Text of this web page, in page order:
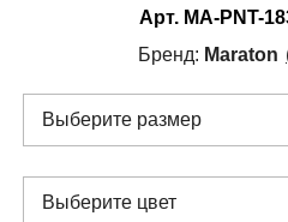
Арт. MA-PNT-
Бренд: Maraton
Выберите размер
Выберите цвет